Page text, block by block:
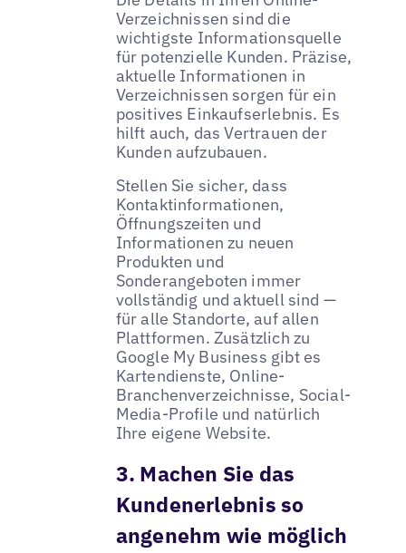
Verzeichnissen sind die
wichtigste Informationsquelle
für potenzielle Kunden. Präzise,
aktuelle Informationen in
Verzeichnissen sorgen für ein
positives Einkaufserlebnis. Es
hilft auch, das Vertrauen der
Kunden aufzubauen.
Stellen Sie sicher, dass
Kontaktinformationen,
Öffnungszeiten und
Informationen zu neuen
Produkten und
Sonderangeboten immer
vollständig und aktuell sind —
für alle Standorte, auf allen
Plattformen. Zusätzlich zu
Google My Business gibt es
Kartendienste, Online-
Branchenverzeichnisse, Social-
Media-Profile und natürlich
Ihre eigene Website.
3. Machen Sie das
Kundenerlebnis so
angenehm wie möglich